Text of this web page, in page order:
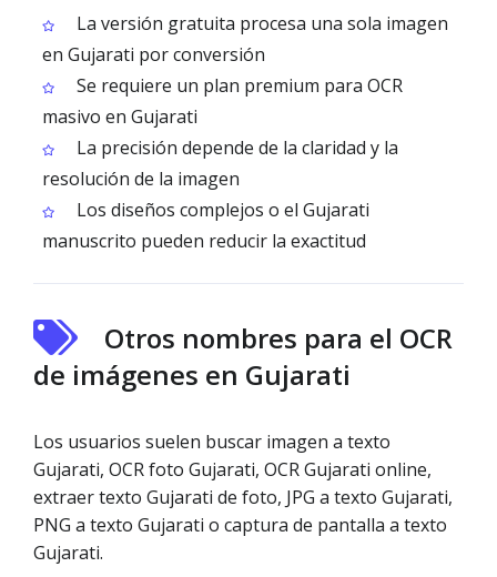
La versión gratuita procesa una sola imagen
en Gujarati por conversión
Se requiere un plan premium para OCR
masivo en Gujarati
La precisión depende de la claridad y la
resolución de la imagen
Los diseños complejos o el Gujarati
manuscrito pueden reducir la exactitud
Otros nombres para el OCR
de imágenes en Gujarati
Los usuarios suelen buscar imagen a texto
Gujarati, OCR foto Gujarati, OCR Gujarati online,
extraer texto Gujarati de foto, JPG a texto Gujarati,
PNG a texto Gujarati o captura de pantalla a texto
Gujarati.